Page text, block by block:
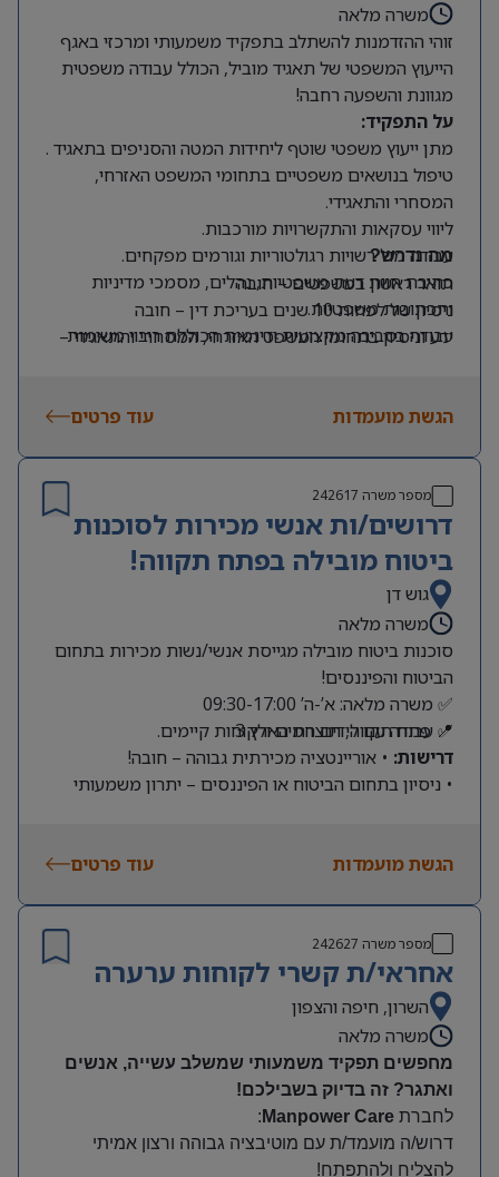
משרה מלאה
זוהי ההזדמנות להשתלב בתפקיד משמעותי ומרכזי באגף
הייעוץ המשפטי של תאגיד מוביל, הכולל עבודה משפטית
מגוונת והשפעה רחבה!
על התפקיד:
מתן ייעוץ משפטי שוטף ליחידות המטה והסניפים בתאגיד .
טיפול בנושאים משפטיים בתחומי המשפט האזרחי,
המסחרי והתאגידי.
ליווי עסקאות והתקשרויות מורכבות.
עבודה מול רשויות רגולטוריות וגורמים מפקחים.
כתיבת חוות דעת משפטיות, נהלים, מסמכי מדיניות
ותכתובות משפטיות.
עבודה בסביבה מקצועית ודינמית הכוללת ריבוי משימות
מה נדרש?
תואר ראשון במשפטים – חובה
ניסיון של לפחות 10 שנים בעריכת דין – חובה
ידע וניסיון בתחומי המשפט האזרחי, המסחרי והתאגידי –
הגשת מועמדות
עוד פרטים
מספר משרה 242617
דרושים/ות אנשי מכירות לסוכנות
ביטוח מובילה בפתח תקווה!
גוש דן
משרה מלאה
סוכנות ביטוח מובילה מגייסת אנשי/נשות מכירות בתחום
הביטוח והפיננסים!
✅ משרה מלאה: א’-ה’ 09:30-17:00
📍 פתח תקווה, תוצרת הארץ 3
✅ עבודה עם לידים חמים ולקוחות קיימים.
דרישות: • אוריינטציה מכירתית גבוהה – חובה!
• ניסיון בתחום הביטוח או הפיננסים – יתרון משמעותי
הגשת מועמדות עוד פרטים
מספר משרה 242627
אחראי/ת קשרי לקוחות ערערה
השרון, חיפה והצפון
משרה מלאה
מחפשים תפקיד משמעותי שמשלב עשייה, אנשים
ואתגר? זה בדיוק בשבילכם!
לחברת Manpower Care
:
דרוש/ה מועמד/ת עם מוטיבציה גבוהה ורצון אמיתי
להצליח ולהתפתח!